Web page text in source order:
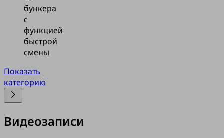
бункера
с
функцией
быстрой
смены
Показать
категорию
Видеозаписи